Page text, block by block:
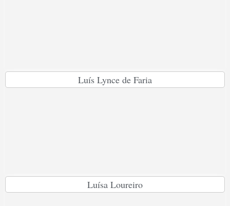
Luís Lynce de Faria
Luísa Loureiro